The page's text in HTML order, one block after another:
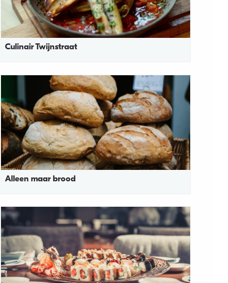
Culinair Twijnstraat
Alleen maar brood